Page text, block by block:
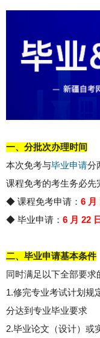
一、分批次办理时间
本次免考与毕业申请分
课程免考的考生务必先
◆ 课程免考申请： 6 月
◆ 毕业申请： 6 月 22
二、毕业申请基本条件
同时满足以下全部要求
1.修完专业考试计划规
分达到专业毕业要求
2.毕业论文（设计）或